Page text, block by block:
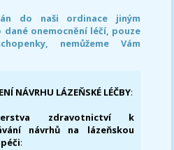
do naši ordinace jiným
onemocnění léčí, pouze
nemůžeme Vám
NÁVRHU LÁZEŇSKÉ LÉČBY:
zdravotnictví k
návrhů na lázeňskou
: